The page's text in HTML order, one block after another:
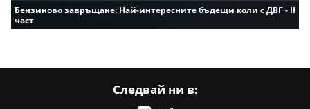
Бензиново завръщане: Най-интересните бъдещи коли с ДВГ - II
част
Следвай ни в: